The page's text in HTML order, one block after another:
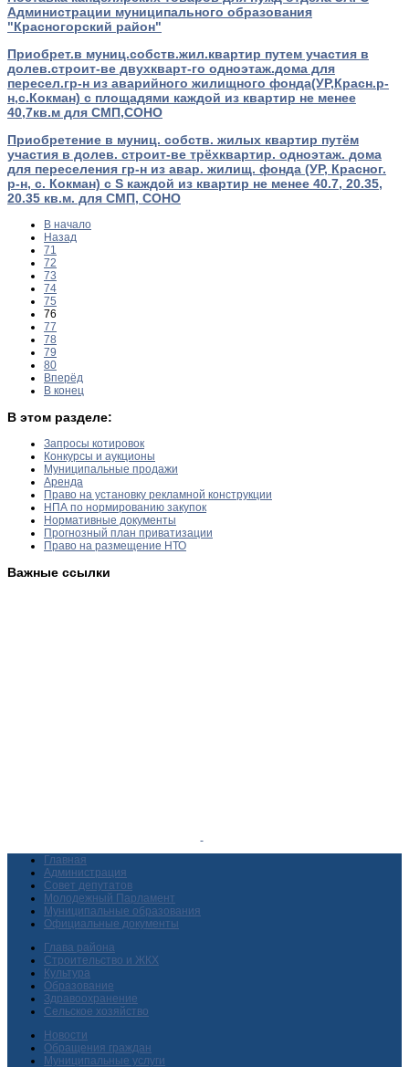
Администрации муниципального образования
"Красногорский район"
Приобрет.в муниц.собств.жил.квартир путем участия в
долев.строит-ве двухкварт-го одноэтаж.дома для
пересел.гр-н из аварийного жилищного фонда(УР,Красн.р-
н,с.Кокман) с площадями каждой из квартир не менее
40,7кв.м для СМП,СОНО
Приобретение в муниц. собств. жилых квартир путём
участия в долев. строит-ве трёхквартир. одноэтаж. дома
для переселения гр-н из авар. жилищ. фонда (УР, Красног.
р-н, с. Кокман) с S каждой из квартир не менее 40.7, 20.35,
20.35 кв.м. для СМП, СОНО
В начало
Назад
71
72
73
74
75
76
77
78
79
80
Вперёд
В конец
В этом разделе:
Запросы котировок
Конкурсы и аукционы
Муниципальные продажи
Аренда
Право на установку рекламной конструкции
НПА по нормированию закупок
Нормативные документы
Прогнозный план приватизации
Право на размещение НТО
Важные ссылки
Главная
Администрация
Совет депутатов
Молодежный Парламент
Муниципальные образования
Официальные документы
Глава района
Строительство и ЖКХ
Культура
Образование
Здравоохранение
Сельское хозяйство
Новости
Обращения граждан
Муниципальные услуги